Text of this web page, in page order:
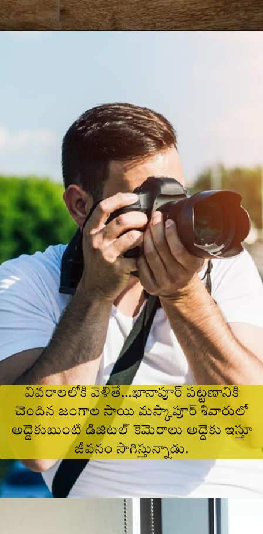
వివరాలలోకి వెళితే…ఖానాపూర్‌ పట్టణానికి
చెందిన జంగాల సాయి మస్కాపూర్‌ శివారులో
అద్దెకుబుంటి డిజిటల్‌ కెమెరాలు అద్దెకు ఇస్తూ
జీవనం సాగిస్తున్నాడు.